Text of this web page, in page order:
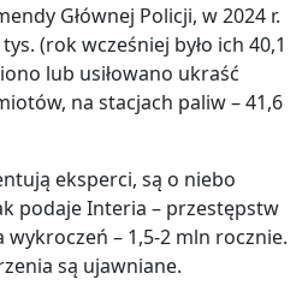
Głównej Policji, w 2024 r.
(rok wcześniej było ich 40,1
lub usiłowano ukraść
na stacjach paliw – 41,6
eksperci, są o niebo
podaje Interia – przestępstw
wykroczeń – 1,5-2 mln rocznie.
są ujawniane.